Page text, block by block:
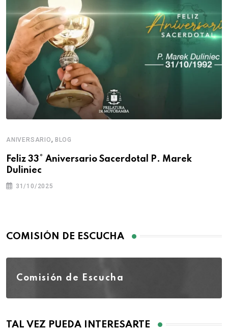
ANIVERSARIO, BLOG
Feliz 33° Aniversario Sacerdotal P. Marek
Duliniec
31/10/2025
COMISIÓN DE ESCUCHA
Comisión de Escucha
TAL VEZ PUEDA INTERESARTE